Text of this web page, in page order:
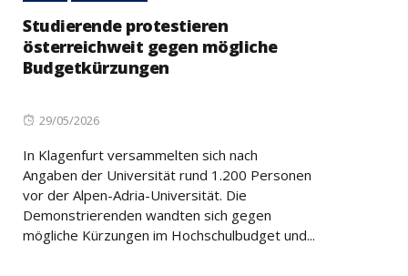
Studierende protestieren
österreichweit gegen mögliche
Budgetkürzungen
Posted
29/05/2026
In Klagenfurt versammelten sich nach
Angaben der Universität rund 1.200 Personen
vor der Alpen-Adria-Universität. Die
Demonstrierenden wandten sich gegen
mögliche Kürzungen im Hochschulbudget und...